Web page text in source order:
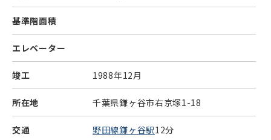
基準階面積
エレベーター
竣工 1988年12月
所在地 千葉県鎌ヶ谷市右京塚1-18
交通 野田線鎌ヶ谷駅12分